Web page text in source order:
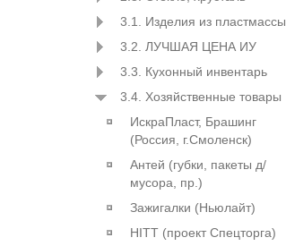
3.1. Изделия из пластмассы
3.2. ЛУЧШАЯ ЦЕНА ИУ
3.3. Кухонный инвентарь
3.4. Хозяйственные товары
ИскраПласт, Брашинг
(Россия, г.Смоленск)
Антей (губки, пакеты д/
мусора, пр.)
Зажигалки (Ньюлайт)
HITT (проект Спецторга)